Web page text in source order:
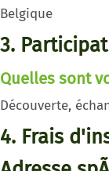
Belgique
3.
Quelles sont
Découverte,
4. Frais